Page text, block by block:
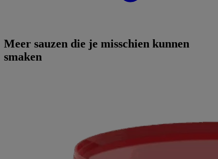
Meer sauzen die je misschien kunnen
smaken